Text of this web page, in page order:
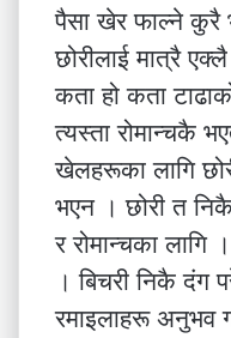
पैसा खेर फाल्ने कुरै
छोरीलाई मात्रै
कता हो कता
त्यस्ता रोमान्चकै
खेलहरूका लागि
भएन । छोरी त निकै
र रोमान्चका लागि
। बिचरी निकै दंग
रमाइलाहरू अनुभव